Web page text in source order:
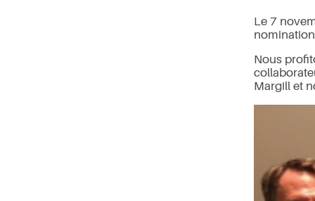
Le 7
Nous
Margill et